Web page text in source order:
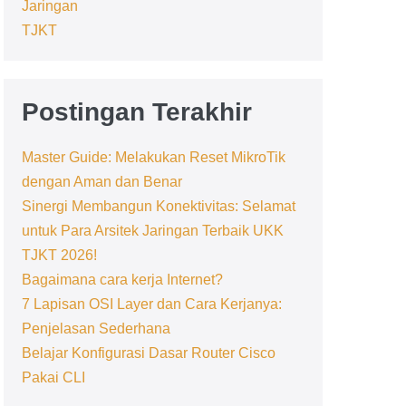
Jaringan
TJKT
Postingan Terakhir
Master Guide: Melakukan Reset MikroTik
dengan Aman dan Benar
Sinergi Membangun Konektivitas: Selamat
untuk Para Arsitek Jaringan Terbaik UKK
TJKT 2026!
Bagaimana cara kerja Internet?
7 Lapisan OSI Layer dan Cara Kerjanya:
Penjelasan Sederhana
Belajar Konfigurasi Dasar Router Cisco
Pakai CLI